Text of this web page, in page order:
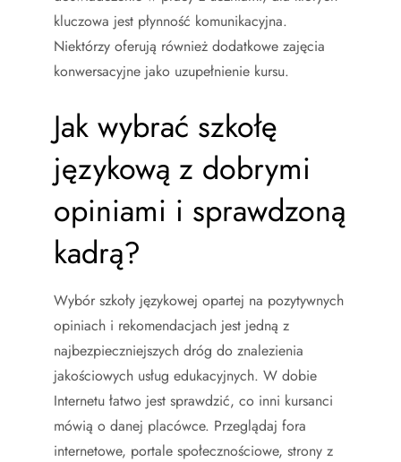
kluczowa jest płynność komunikacyjna.
Niektórzy oferują również dodatkowe zajęcia
konwersacyjne jako uzupełnienie kursu.
Jak wybrać szkołę
językową z dobrymi
opiniami i sprawdzoną
kadrą?
Wybór szkoły językowej opartej na pozytywnych
opiniach i rekomendacjach jest jedną z
najbezpieczniejszych dróg do znalezienia
jakościowych usług edukacyjnych. W dobie
Internetu łatwo jest sprawdzić, co inni kursanci
mówią o danej placówce. Przeglądaj fora
internetowe, portale społecznościowe, strony z